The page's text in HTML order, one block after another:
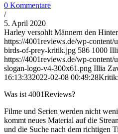
0 Kommentare
/
5. April 2020
Harley versohlt Männern den
https://4001reviews.de/wp-content/
birds-of-prey-kritik.jpg 586 1000
https://4001reviews.de/wp-content/
slogan-logo-v4-300x61.png Illia
16:13:332022-02-08 00:49:28
Was ist 4001Reviews?
Filme und Serien werden nicht
kommt neues Material auf die
und die Suche nach dem richtigen